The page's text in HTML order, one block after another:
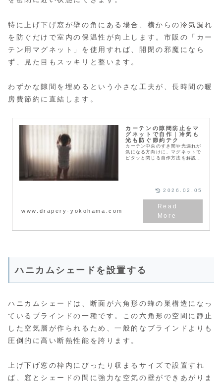
特に上げ下げ窓が壁の角にある場合、横からの冷気漏れ
を防ぐだけで室内の保温性が向上します。市販の「カー
テン用マグネット」を使用すれば、開閉の邪魔になら
ず、見た目もスッキリと整います。
わずかな隙間を埋めるという小さな工夫が、長時間の暖
房費節約に直結します。
カーテンの隙間防止をマ
グネットで自作｜冷気も
光も防ぐ節約テク
カーテン中央のすき間や光漏れが
気になる方向けに、マグネットで
ピタッと閉じる自作方法を解説。
www.drapery-yokohama.com
2026.02.05
ハニカムシェードを設置する
ハニカムシェードは、断面が六角形の蜂の巣構造になっ
ているブラインドの一種です。この六角形の空間に静止
した空気層が作られるため、一般的なブラインドよりも
圧倒的に高い断熱性能を誇ります。
上げ下げ窓の枠内にぴったり収まるサイズで設置すれ
ば、窓とシェードの間に強力な空気の壁ができあがりま